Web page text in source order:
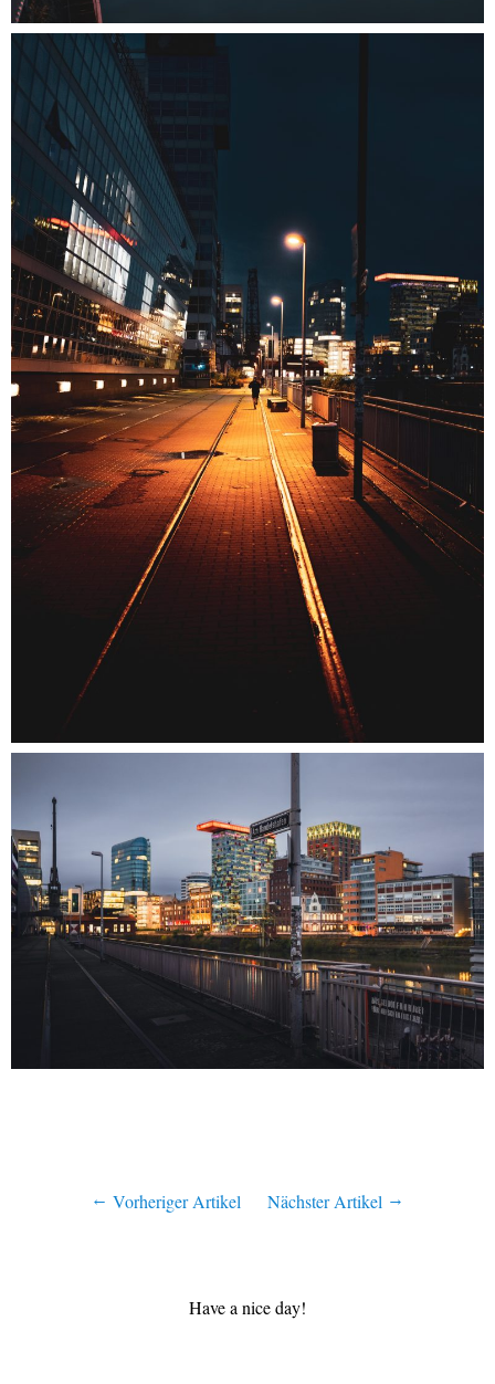
Vorheriger Artikel Nächster Artikel
Have a nice day!